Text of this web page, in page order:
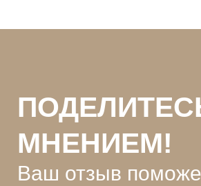
МНЕНИЕМ!
Ваш отзыв